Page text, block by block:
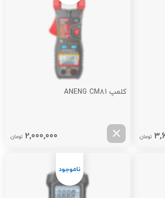
تومان
کلمپ ANENG CM81
2,000,000 تومان